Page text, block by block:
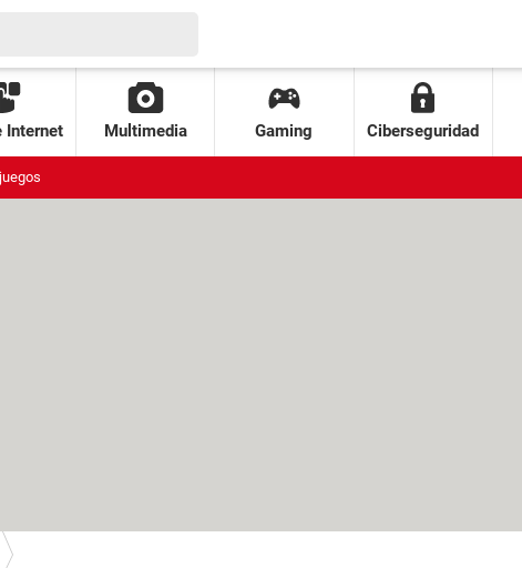
Internet Multimedia Gaming Ciberseguridad